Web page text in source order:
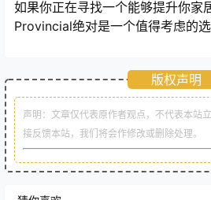
如果你正在寻找一个能够提升你家
Provincial绝对是一个值得考虑的选
版权声明
声明：文章仅代表原作者观点，不代表本站
接反馈本站，我们将会作修改或删除处理。